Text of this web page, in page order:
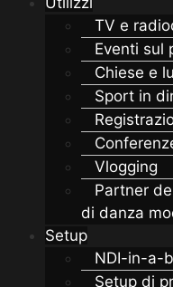
TV e
Eventi sul
Chiese e
Sport in
Vlogging
Partner
di danza
Setup
NDI-in-a-
Setup di